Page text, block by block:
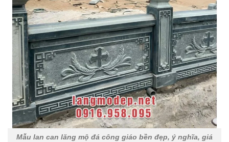
Mẫu lan can lăng mộ đá công giáo bền đẹp, ý nghĩa, giá